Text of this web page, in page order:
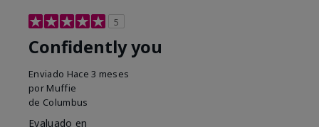
5
Confidently you
Enviado Hace 3 meses
por Muffie
de Columbus
Evaluado en